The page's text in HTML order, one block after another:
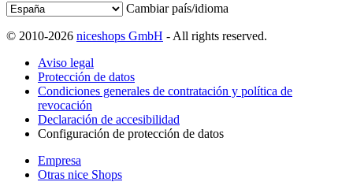
Cambiar país/idioma
© 2010-2026 niceshops GmbH - All rights reserved.
Aviso legal
Protección de datos
Condiciones generales de contratación y política de
revocación
Declaración de accesibilidad
Configuración de protección de datos
Empresa
Otras nice Shops